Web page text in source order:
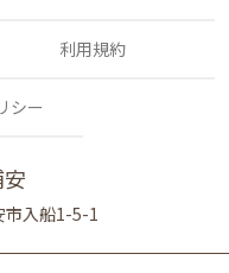
利用規約
シー
市入船1-5-1